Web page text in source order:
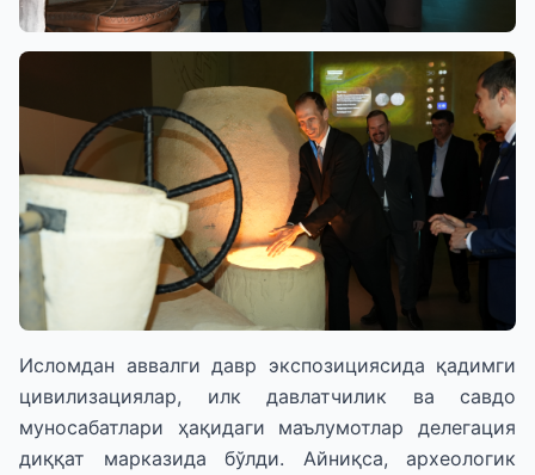
Исломдан аввалги давр экспозициясида қадимги
цивилизациялар, илк давлатчилик ва савдо
муносабатлари ҳақидаги маълумотлар делегация
диққат марказида бўлди. Айниқса, археологик